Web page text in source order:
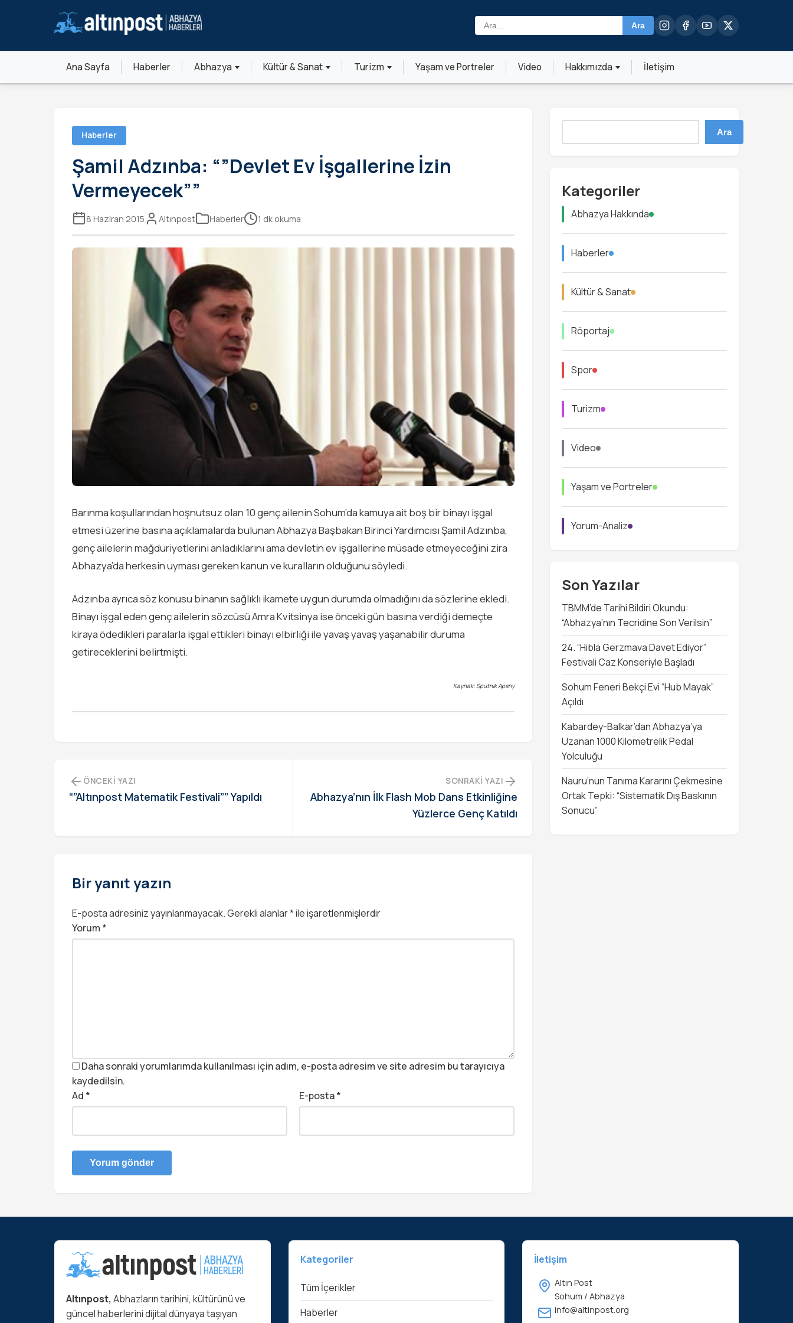
Ara: Ara
Ana Sayfa Haberler Abhazya Kültür & Sanat Turizm Yaşam ve Portreler Video Hakkımızda İletişim
Haberler
Şamil Adzınba: “”Devlet Ev İşgallerine İzin
Vermeyecek””
8 Haziran 2015 Altınpost Haberler 1 dk okuma
Barınma koşullarından hoşnutsuz olan 10 genç ailenin Sohum’da kamuya ait boş bir binayı işgal
etmesi üzerine basına açıklamalarda bulunan Abhazya Başbakan Birinci Yardımcısı Şamil Adzınba,
genç ailelerin mağduriyetlerini anladıklarını ama devletin ev işgallerine müsade etmeyeceğini zira
Abhazya’da herkesin uyması gereken kanun ve kuralların olduğunu söyledi.
Adzınba ayrıca söz konusu binanın sağlıklı ikamete uygun durumda olmadığını da sözlerine ekledi.
Binayı işgal eden genç ailelerin sözcüsü Amra Kvitsinya ise önceki gün basına verdiği demeçte
kiraya ödedikleri paralarla işgal ettikleri binayı elbirliği ile yavaş yavaş yaşanabilir duruma
getireceklerini belirtmişti.
Kaynak: Sputnik Apsny
ÖNCEKI YAZI
“”Altınpost Matematik Festivali”” Yapıldı
SONRAKI YAZI
Abhazya’nın İlk Flash Mob Dans Etkinliğine
Yüzlerce Genç Katıldı
Bir yanıt yazın
E-posta adresiniz yayınlanmayacak.Gerekli alanlar*ile işaretlenmişlerdir
Yorum *
Daha sonraki yorumlarımda kullanılması için adım, e-posta adresim ve site adresim bu tarayıcıya
kaydedilsin.
Ad * E-posta*
Ara
Kategoriler
Abhazya Hakkında
Haberler
Kültür & Sanat
Röportaj
Spor
Turizm
Video
Yaşam ve Portreler
Yorum-Analiz
Son Yazılar
TBMM’de Tarihi Bildiri Okundu:
“Abhazya’nın Tecridine Son Verilsin”
24. “Hibla Gerzmava Davet Ediyor”
Festivali Caz Konseriyle Başladı
Sohum Feneri Bekçi Evi “Hub Mayak”
Açıldı
Kabardey-Balkar’dan Abhazya’ya
Uzanan 1000 Kilometrelik Pedal
Yolculuğu
Nauru’nun Tanıma Kararını Çekmesine
Ortak Tepki: “Sistematik Dış Baskının
Sonucu”
Altınpost, Abhazların tarihini, kültürünü ve
güncel haberlerini dijital dünyaya taşıyan
Kategoriler
Tüm İçerikler
Haberler
İletişim
Altın Post
Sohum / Abhazya
info@altinpost.org